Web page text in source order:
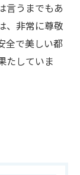
言うまでもあ
、非常に尊敬
全で美しい都
たしていま